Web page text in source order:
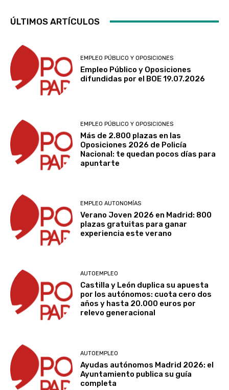
ÚLTIMOS ARTÍCULOS
EMPLEO PÚBLICO Y OPOSICIONES
Empleo Público y Oposiciones
difundidas por el BOE 19.07.2026
EMPLEO PÚBLICO Y OPOSICIONES
Más de 2.800 plazas en las
Oposiciones 2026 de Policía
Nacional: te quedan pocos días para
apuntarte
EMPLEO AUTONOMÍAS
Verano Joven 2026 en Madrid: 800
plazas gratuitas para ganar
experiencia este verano
AUTOEMPLEO
Castilla y León duplica su apuesta
por los autónomos: cuota cero dos
años y hasta 20.000 euros por
relevo generacional
AUTOEMPLEO
Ayudas autónomos Madrid 2026: el
Ayuntamiento publica su guía
completa